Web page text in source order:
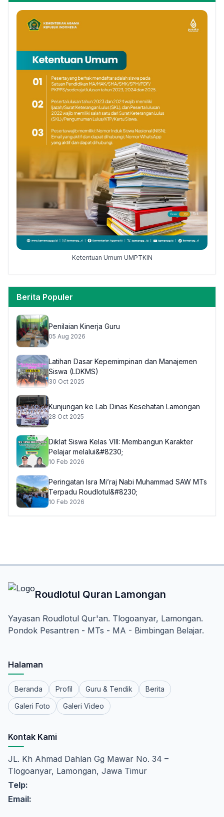
Ketentuan Umum UMPTKIN
Berita Populer
Penilaian Kinerja Guru
05 Aug 2026
Latihan Dasar Kepemimpinan dan Manajemen
Siswa (LDKMS)
30 Oct 2025
Kunjungan ke Lab Dinas Kesehatan Lamongan
28 Oct 2025
Diklat Siswa Kelas VIII: Membangun Karakter
Pelajar melalui&#8230;
10 Feb 2026
Peringatan Isra Mi’raj Nabi Muhammad SAW MTs
Terpadu Roudlotul&#8230;
10 Feb 2026
Roudlotul Quran Lamongan
Yayasan Roudlotul Qur'an. Tlogoanyar, Lamongan.
Pondok Pesantren - MTs - MA - Bimbingan Belajar.
Halaman
Beranda Profil Guru & Tendik
Berita
Galeri Foto
Galeri Video
Kontak Kami
JL. Kh Ahmad Dahlan Gg Mawar No. 34 –
Tlogoanyar, Lamongan, Jawa Timur
Telp:
Email: